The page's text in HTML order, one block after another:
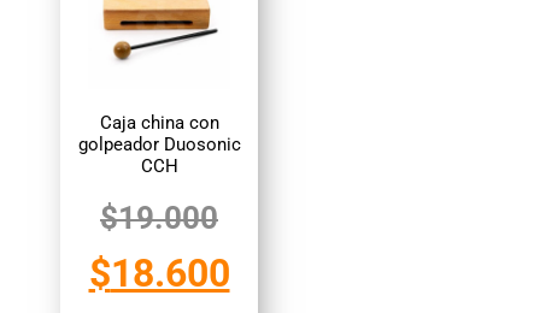
Caja china con
golpeador Duosonic
CCH
$19.000
$18.600